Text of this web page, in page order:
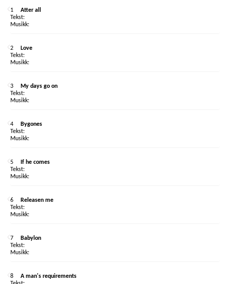
1 Atter all
2 Love
3 My days go on
4 Bygones
5 If he comes
6 Releasen me
7 Babylon
8 A man's requirements